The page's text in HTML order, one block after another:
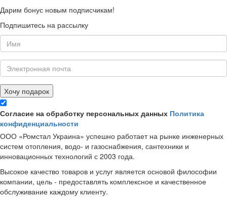
Дарим бонус новым подписчикам!
Подпишитесь на рассылку
Хочу подарок
Согласие на обработку персональных данных Политика
конфиденциальности
ООО «Ромстал Украина» успешно работает на рынке инженерных
систем отопления, водо- и газоснабжения, сантехники и
инновационных технологий с 2003 года.
Высокое качество товаров и услуг является основой философии
компании, цель - предоставлять комплексное и качественное
обслуживание каждому клиенту.